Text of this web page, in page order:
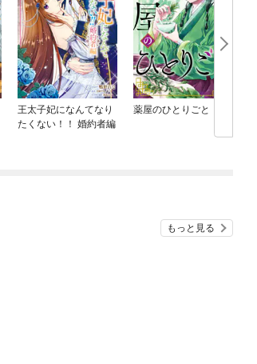
王太子妃になんてなり
たくない！！ 婚約者編
薬屋のひとりごと
もっと見る